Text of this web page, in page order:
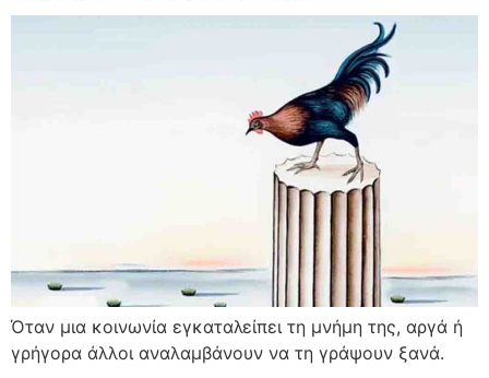
Όταν μια κοινωνία εγκαταλείπει τη μνήμη της, αργά ή
γρήγορα άλλοι αναλαμβάνουν να τη γράψουν ξανά.